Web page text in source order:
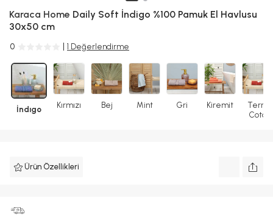
Karaca Home Daily Soft İndigo %100 Pamuk El Havlusu
30x50 cm
0 1 Değerlendirme
İndıgo Kırmızı Bej Mint Gri Kiremit
Terra
Cota
Ürün Özellikleri